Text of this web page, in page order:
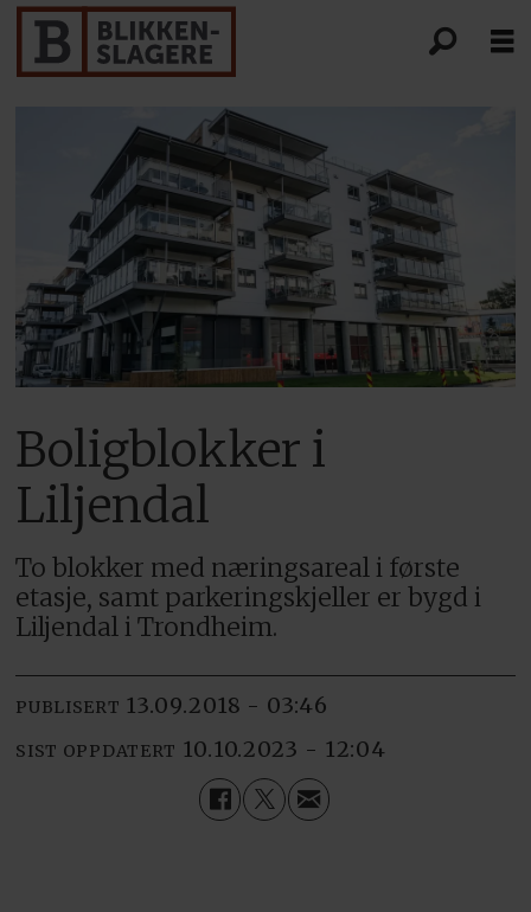
Boligblokker i
Liljendal
To blokker med næringsareal i første
etasje, samt parkeringskjeller er bygd i
Liljendal i Trondheim.
PUBLISERT 13.09.2018 - 03:46
SIST OPPDATERT 10.10.2023 - 12:04